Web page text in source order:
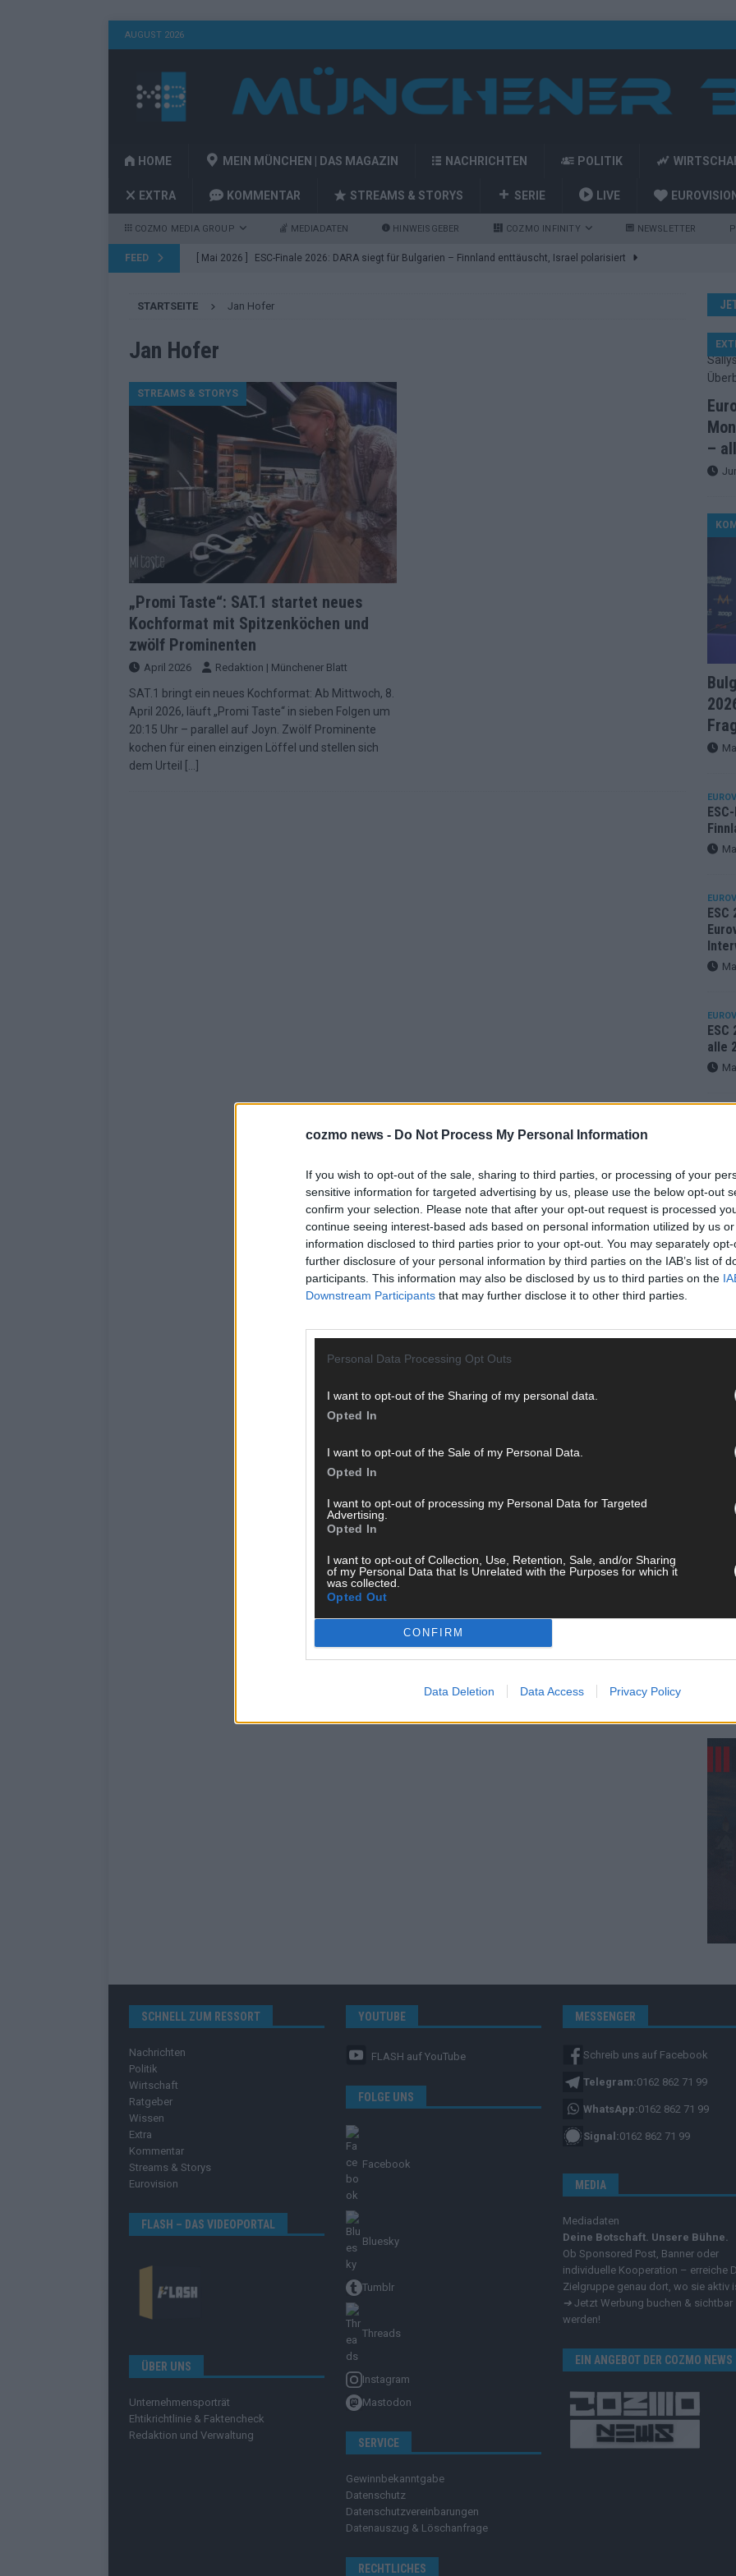
cozmo news - Do Not Process My Personal Information
If you wish to opt-out of the sale, sharing to third parties, or processing of your
sensitive information for targeted advertising by us, please use the below opt-out
confirm your selection. Please note that after your opt-out request is processed
continue seeing interest-based ads based on personal information utilized by us
information disclosed to third parties prior to your opt-out. You may separately
further disclosure of your personal information by third parties on the IAB’s list of
participants. This information may also be disclosed by us to third parties on the
Downstream Participants that may further disclose it to other third parties.
Personal Data Processing Opt Outs
I want to opt-out of the Sharing of my personal data.
Opted In
I want to opt-out of the Sale of my Personal Data.
Opted In
I want to opt-out of processing my Personal Data for Targeted
Advertising.
Opted In
I want to opt-out of Collection, Use, Retention, Sale, and/or Sharing
of my Personal Data that Is Unrelated with the Purposes for which it
was collected.
Opted Out
CONFIRM
Data Deletion Data Access Privacy Policy
AUGUST 2026
HOME MEIN MÜNCHEN | DAS MAGAZIN NACHRICHTEN POLITIK
EXTRA KOMMENTAR STREAMS & STORYS SERIE LIVE EUROVISION
COZMO MEDIA GROUP MEDIADATEN HINWEISGEBER COZMO INFINITY NEWSLETTER
FEED [ Mai 2026 ] ESC-Finale 2026: DARA siegt für Bulgarien – Finnland enttäuscht, Israel polarisiert
[ Mai 2026 ] ESC 2026 Finale: JJ mit Mozart-Eröffnung, Eurovision-Allstars und Parov Stelar als Interval
Acts
kommt EUROVISION
Eurovision 2026: Der große Finale-Check – alle 25 Acts und ihre Siegchancen
KOMMENTAR
[ Mai 2026 ] Von Lugano bis Wien: Wie der ESC in 70 Jahren sein Abstimmungssystem immer wieder
neu erfunden hat EUROVISION
[ Mai 2026 ] Eurovision 2026: Das sind alle 26 Finalteilnehmer für den großen Abend in Wien
EUROVISION
KOMMENTAR
[ Mai 2026 ] ESC 2026: Diese zehn Länder sehen die Buchmacher im Finale
[ Juni 2026 ] Europa-Park Sommersaison 2026: Monaco, Sallys Café und Westernstadt – alle Neuheiten
im Überblick EXTRA
[ Mai 2026 ] Bulgarien hat gewonnen – aber der ESC 2026 hinterlässt unbeantwortete Fragen
KOMMENTAR
STARTSEITE Jan Hofer
Jan Hofer
STREAMS & STORYS
„Promi Taste“: SAT.1 startet neues
Kochformat mit Spitzenköchen und
zwölf Prominenten
April 2026 Redaktion | Münchener Blatt
SAT.1 bringt ein neues Kochformat: Ab Mittwoch, 8.
April 2026, läuft „Promi Taste“ in sieben Folgen um
20:15 Uhr – parallel auf Joyn. Zwölf Prominente
kochen für einen einzigen Löffel und stellen sich
dem Urteil
–
alle
25
Von
sein
SCHNELL ZUM RESSORT
Nachrichten
Politik
Wirtschaft
Ratgeber
Wissen
Extra
Kommentar
Streams & Storys
Eurovision
FLASH – DAS VIDEOPORTAL
ÜBER UNS
Unternehmensporträt
Ehtikrichtlinie & Faktencheck
Redaktion und Verwaltung
YOUTUBE
FLASH auf YouTube
FOLGE UNS
Facebook
Bluesky
Tumblr
Threads
Instagram
Mastodon
SERVICE
Gewinnbekanntgabe
Datenschutz
Datenschutzvereinbarungen
Datenauszug & Löschanfrage
RECHTLICHES
MESSENGER
Schreib uns auf Facebook
Telegram:0162 862 71 99
WhatsApp:0162 862 71 99
Signal:0162 862 71 99
MEDIA
Mediadaten
Deine Botschaft. Unsere Bühne.
Ob Sponsored Post, Banner oder
individuelle Kooperation – erreiche
Zielgruppe genau dort, wo sie aktiv
➔ Jetzt Werbung buchen & sichtbar
werden!
EIN ANGEBOT DER COZMO NEWS